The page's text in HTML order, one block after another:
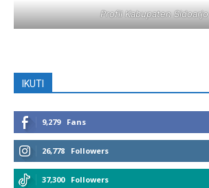
Profil Kabupaten Sidoarjo
IKUTI
9,279 Fans
26,778 Followers
37,300 Followers